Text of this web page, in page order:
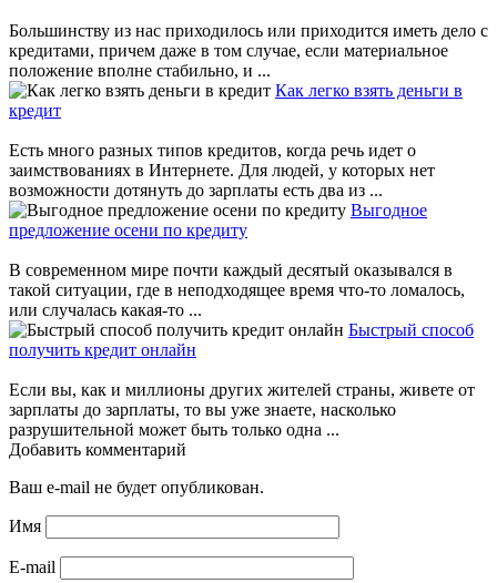
Большинству из нас приходилось или приходится иметь дело с
кредитами, причем даже в том случае, если материальное
положение вполне стабильно, и ...
Как легко взять деньги в
кредит
Есть много разных типов кредитов, когда речь идет о
заимствованиях в Интернете. Для людей, у которых нет
возможности дотянуть до зарплаты есть два из ...
Выгодное
предложение осени по кредиту
В современном мире почти каждый десятый оказывался в
такой ситуации, где в неподходящее время что-то ломалось,
или случалась какая-то ...
Быстрый способ
получить кредит онлайн
Если вы, как и миллионы других жителей страны, живете от
зарплаты до зарплаты, то вы уже знаете, насколько
разрушительной может быть только одна ...
Добавить комментарий
Ваш e-mail не будет опубликован.
Имя
E-mail